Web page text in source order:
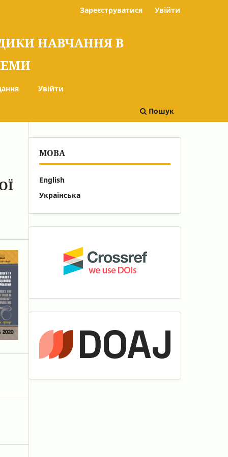
НАВЧАННЯ В
Увійти
Пошук
Зареєструватися Увійти
МОВА
English
Українська